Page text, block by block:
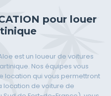
pour louer
est un loueur de voitures
Nos équipes vous
location qui vous permettront
location de voiture de